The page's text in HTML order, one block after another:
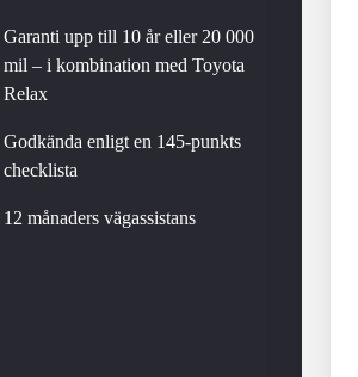
324 900 kr
3 194 kr/mån
C-HR
Garanti upp till 10 år eller 20 000
mil – i kombination med Toyota
Relax
Godkända enligt en 145-punkts
checklista
12 månaders vägassistans